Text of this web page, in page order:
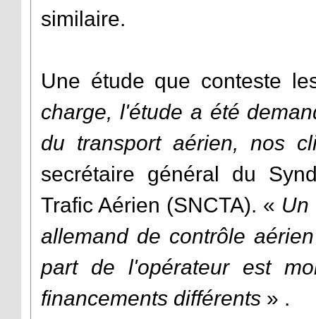
similaire.
Une étude que conteste
charge, l'étude a été
du transport aérien, nos
secrétaire général du
Trafic Aérien (SNCTA). « Un
allemand de contrôle
part de l'opérateur est
financements différents » .